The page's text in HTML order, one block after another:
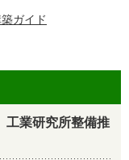
ガイド
業研究所整備推